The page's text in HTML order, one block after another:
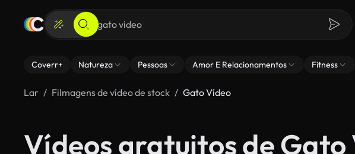
Coverr+ Natureza Pessoas Amor E Relacionamentos Fitness
Lar Filmagens de vídeo de stock Gato Vídeo
Vídeos gratuitos de Gato